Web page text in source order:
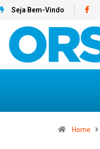
Seja Bem-Vindo
Home